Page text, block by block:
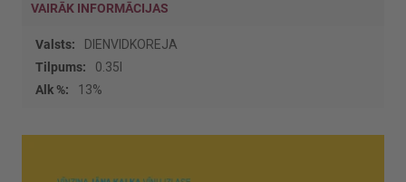
VAIRĀK INFORMĀCIJAS
Vairāk
informācijas
DIENVIDKOREJA
0.35l
13%